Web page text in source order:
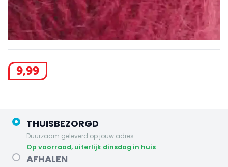
9,99
THUISBEZORGD
Duurzaam geleverd op jouw adres
op voorraad, uiterlijk dinsdag in huis
AFHALEN